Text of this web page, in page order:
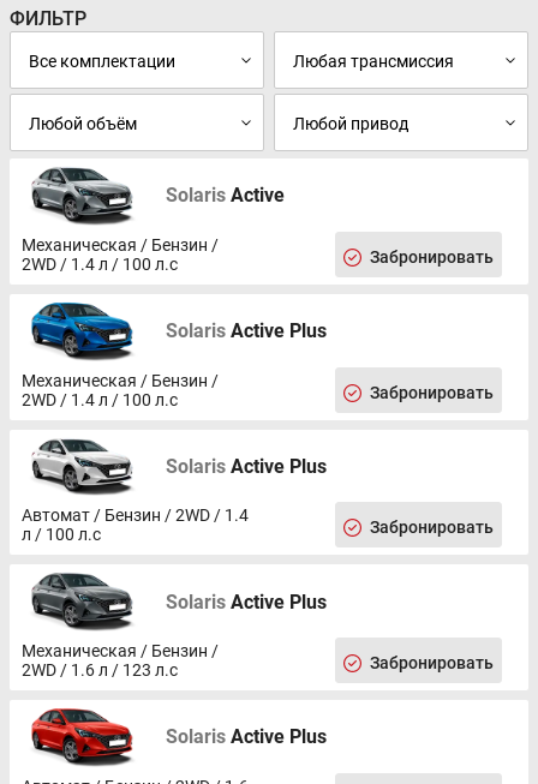
ФИЛЬТР
Solaris Active
Механическая / Бензин /
2WD / 1.4 л / 100 л.с
Забронировать
Solaris Active Plus
Механическая / Бензин /
2WD / 1.4 л / 100 л.с
Забронировать
Solaris Active Plus
Автомат / Бензин / 2WD / 1.4
л / 100 л.с
Забронировать
Solaris Active Plus
Механическая / Бензин /
2WD / 1.6 л / 123 л.с
Забронировать
Solaris Active Plus